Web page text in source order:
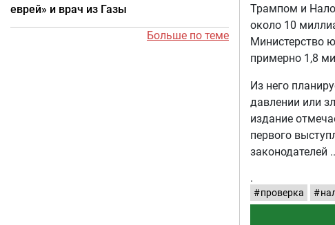
еврей» и врач из Газы
Больше по теме
Трампом и
около 10
Министерство
примерно 1,8
Из него
давлении или
издание
первого
законодателей
.
проверка